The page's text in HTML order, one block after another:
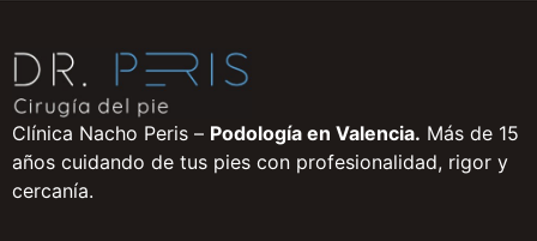
Clínica Nacho Peris – Podología en Valencia. Más de 15
años cuidando de tus pies con profesionalidad, rigor y
cercanía.